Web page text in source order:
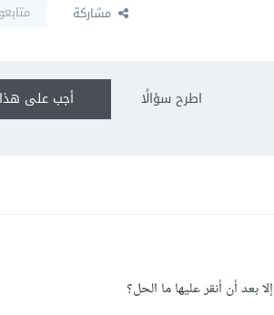
مشاركة
أجب على اطرح سؤالًا